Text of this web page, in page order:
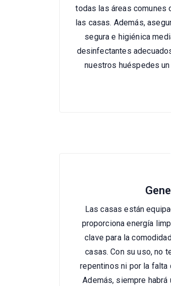
todas las áreas comunes
las casas. Además,
segura e higiénica
desinfectantes
nuestros huéspedes
Las casas están
proporciona energía
clave para la
casas. Con su uso, no
repentinos ni por la falta
Además, siempre